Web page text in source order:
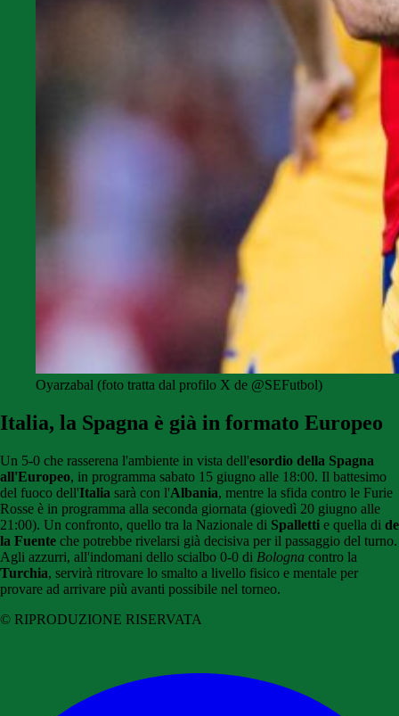
Oyarzabal (foto tratta dal profilo X de @SEFutbol)
Italia, la Spagna è già in formato Europeo
Un 5-0 che rasserena l'ambiente in vista dell'esordio della Spagna
all'Europeo, in programma sabato 15 giugno alle 18:00. Il battesimo
del fuoco dell'Italia sarà con l'Albania, mentre la sfida contro le Furie
Rosse è in programma alla seconda giornata (giovedì 20 giugno alle
21:00). Un confronto, quello tra la Nazionale di Spalletti e quella di de
la Fuente che potrebbe rivelarsi già decisiva per il passaggio del turno.
Agli azzurri, all'indomani dello scialbo 0-0 di Bologna contro la
Turchia, servirà ritrovare lo smalto a livello fisico e mentale per
provare ad arrivare più avanti possibile nel torneo.
© RIPRODUZIONE RISERVATA